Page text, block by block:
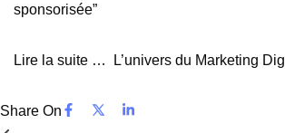
sponsorisée”
Lire la suite … L’univers du Marketing
Share On